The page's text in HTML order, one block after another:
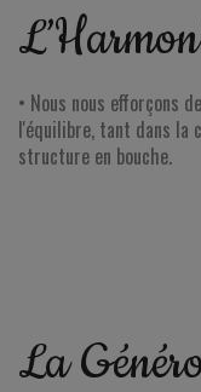
• Nous nous efforçons
l'équilibre, tant dans la
structure en bouche.
La